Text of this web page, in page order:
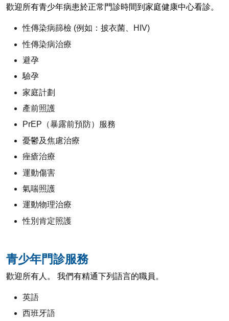
歡迎所有青少年病患於正常門診時間到家庭健康中心看診。
性傳染病篩檢 (例如：披衣菌、HIV)
性傳染病治療
避孕
驗孕
家庭計劃
產前照護
PrEP（暴露前預防）服務
憂鬱及焦慮治療
痤瘡治療
運動傷害
氣喘照護
運動物理治療
性別肯定照護
青少年門診服務
歡迎所有人。 我們有精通下列語言的職員。
英語
西班牙語